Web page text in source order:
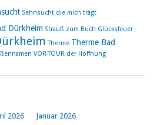
Sehnsucht die mich trägt
Dürkheim Strauß zum Buch Glücksfeuer
Therme Therme Bad
VOR-TOUR der Hoffnung
2026
Januar 2026